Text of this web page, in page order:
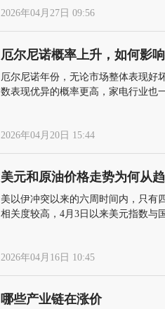
2026年04月27日 09:56
厄尔尼诺概率上升，如何影
厄尔尼诺年份，无论市场整体表现好
数表现优异的概率更高，家电行业也
2026年04月20日 15:44
美元和原油价格走势为何从
美以伊冲突以来的六周时间内，只有
相关度较高，4月3日以来美元指数与
2026年04月16日 10:45
哪些产业链在涨价